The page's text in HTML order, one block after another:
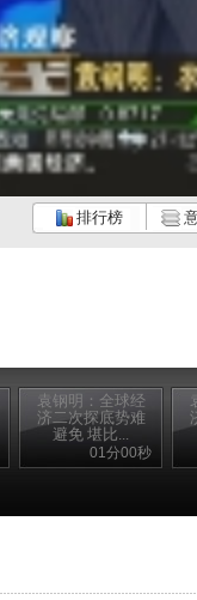
排行榜
袁钢明：全球经
济二次探底势难
避免 堪比...
01分00秒